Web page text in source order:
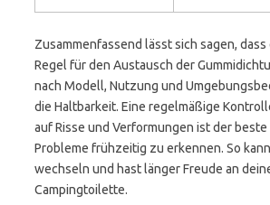
Zusammenfassend lässt sich sagen,
Regel für den Austausch der
nach Modell, Nutzung und
die Haltbarkeit. Eine regelmäßige
auf Risse und Verformungen ist der beste
Probleme frühzeitig zu erkennen. So
wechseln und hast länger Freude an
Campingtoilette.